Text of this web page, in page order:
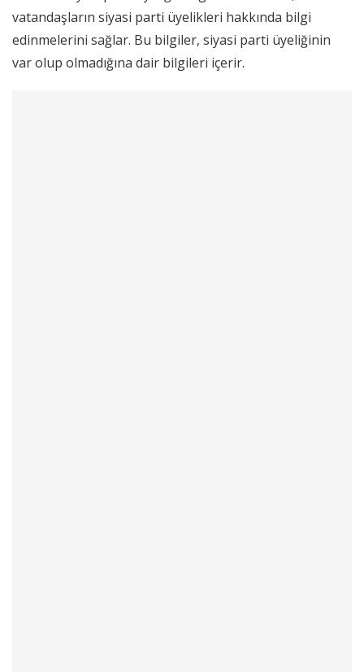
vatandaşların siyasi parti üyelikleri hakkında bilgi
edinmelerini sağlar. Bu bilgiler, siyasi parti üyeliğinin
var olup olmadığına dair bilgileri içerir.